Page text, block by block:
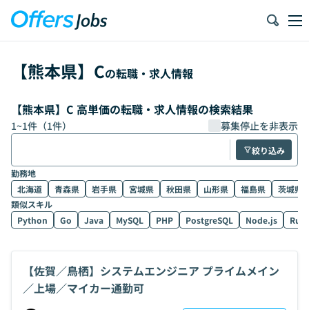
【熊本県】 Cの転職・求人情報
【熊本県】C 高単価の転職・求人情報の検索結果
1~1件（1件） 募集停止を非表示
絞り込み
勤務地
北海道
青森県 岩手県 宮城県 秋田県 山形県 福島県
茨城県
類似スキル
Python
Go Java MySQL PHP PostgreSQL Node.js
【佐賀／鳥栖】システムエンジニア プライムメイン
／上場／マイカー通勤可